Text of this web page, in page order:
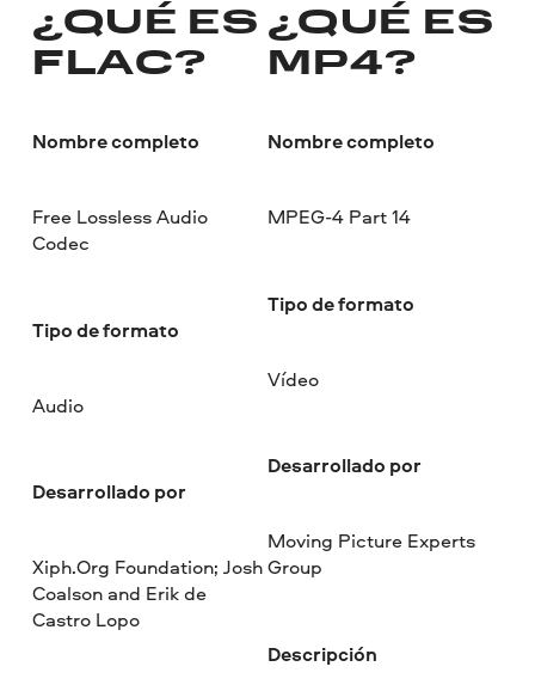
¿QUÉ ES
FLAC?
Nombre completo
Free Lossless Audio
Codec
Tipo de formato
Audio
Desarrollado por
Xiph.Org Foundation; Josh
Coalson and Erik de
Castro Lopo
¿QUÉ ES
MP4?
Nombre completo
MPEG-4 Part 14
Tipo de formato
Vídeo
Desarrollado por
Moving Picture Experts
Group
Descripción